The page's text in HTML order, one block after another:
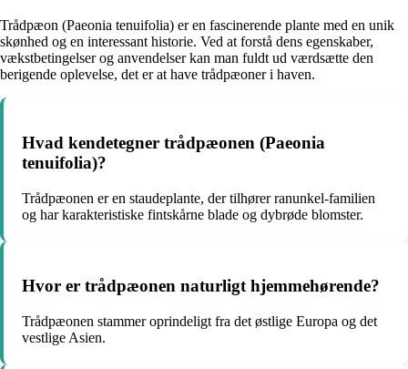
Trådpæon (Paeonia tenuifolia) er en fascinerende plante med en unik
skønhed og en interessant historie. Ved at forstå dens egenskaber,
vækstbetingelser og anvendelser kan man fuldt ud værdsætte den
berigende oplevelse, det er at have trådpæoner i haven.
Hvad kendetegner trådpæonen (Paeonia
tenuifolia)?
Trådpæonen er en staudeplante, der tilhører ranunkel-familien
og har karakteristiske fintskårne blade og dybrøde blomster.
Hvor er trådpæonen naturligt hjemmehørende?
Trådpæonen stammer oprindeligt fra det østlige Europa og det
vestlige Asien.